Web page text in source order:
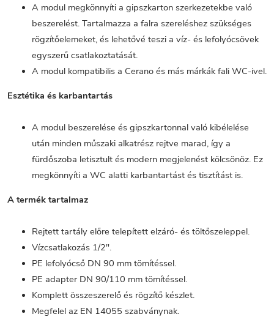
A modul megkönnyíti a gipszkarton szerkezetekbe való
beszerelést. Tartalmazza a falra szereléshez szükséges
rögzítőelemeket, és lehetővé teszi a víz- és lefolyócsövek
egyszerű csatlakoztatását.
A modul kompatibilis a Cerano és más márkák fali WC-ivel.
Esztétika és karbantartás
A modul beszerelése és gipszkartonnal való kibélelése
után minden műszaki alkatrész rejtve marad, így a
fürdőszoba letisztult és modern megjelenést kölcsönöz. Ez
megkönnyíti a WC alatti karbantartást és tisztítást is.
A termék tartalmaz
Rejtett tartály előre telepített elzáró- és töltőszeleppel.
Vízcsatlakozás 1/2".
PE lefolyócső DN 90 mm tömítéssel.
PE adapter DN 90/110 mm tömítéssel.
Komplett összeszerelő és rögzítő készlet.
Megfelel az EN 14055 szabványnak.